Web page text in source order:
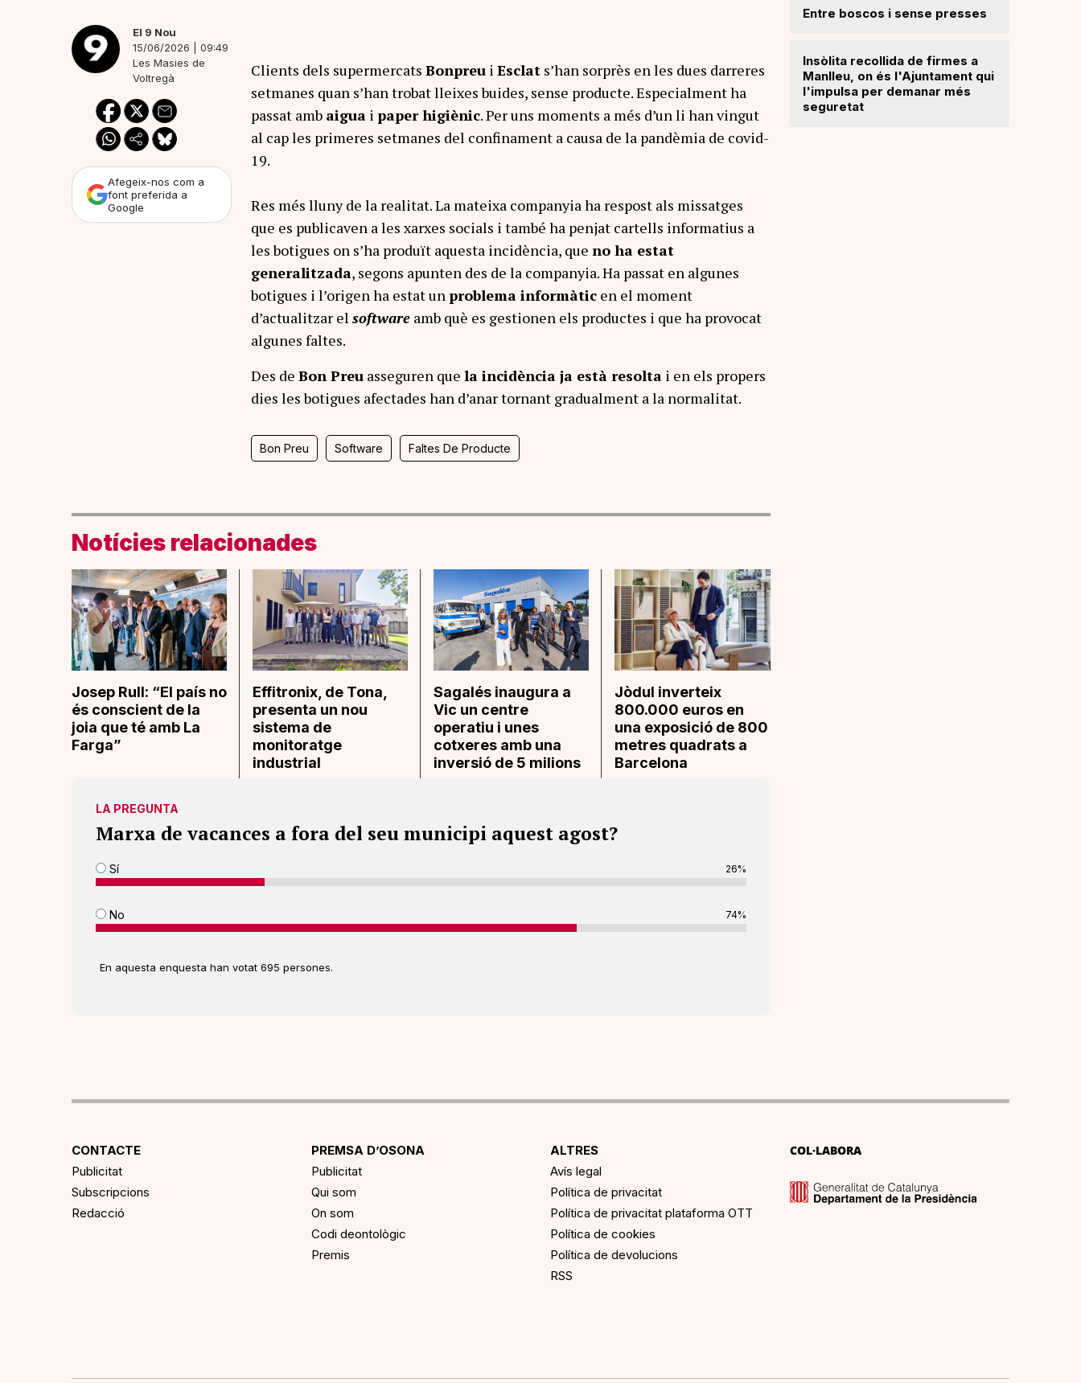
El 9 Nou
15/06/2026 | 09:49
Les Masies de
Voltregà
Afegeix-nos com a
font preferida a
Google
Clients dels supermercatsBonpreu iEsclat s’han sorprès en les dues darreres
setmanes quan s’han trobat lleixes buides, sense producte. Especialment ha
passat amb aigua ipaper higiènic. Per uns moments a més d’un li han vingut
al cap les primeres setmanes del confinament a causa de la pandèmia de covid-
19.
Res més lluny de la realitat. La mateixa companyia ha respost als missatges
que es publicaven a les xarxes socials i també ha penjat cartells informatius a
les botigues on s’ha produït aquesta incidència, queno ha estat
generalitzada, segons apunten des de la companyia. Ha passat en algunes
botigues i l’origen ha estat unproblema informàtic en el moment
d’actualitzar elsoftware amb què es gestionen els productes i que ha provocat
algunes faltes.
Des deBon Preu asseguren quela incidència ja està resolta i en els propers
dies les botigues afectades han d’anar tornant gradualment a la normalitat.
Bon Preu Software Faltes De Producte
Notícies relacionades
Josep Rull: “El país no
és conscient de la
joia que té amb La
Farga”
Effitronix, de Tona,
presenta un nou
sistema de
monitoratge
industrial
Sagalés inaugura a
Vic un centre
operatiu i unes
cotxeres amb una
inversió de 5 milions
Jòdul inverteix
800.000 euros en
una exposició de 800
metres quadrats a
Barcelona
LA PREGUNTA
Marxa de vacances a fora del seu municipi aquest agost?
Sí 26%
No 74%
En aquesta enquesta han votat 695 persones.
Entre boscos i sense presses
Insòlita recollida de firmes a
Manlleu, on és l'Ajuntament qui
l'impulsa per demanar més
seguretat
CONTACTE
Publicitat
Subscripcions
Redacció
PREMSA D’OSONA
Publicitat
Qui som
On som
Codi deontològic
Premis
ALTRES
Avís legal
Política de privacitat
Política de privacitat plataforma OTT
Política de cookies
Política de devolucions
RSS
COL·LABORA